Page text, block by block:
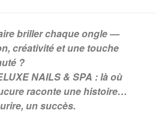
briller chaque ongle —
créativité et une touche
?
NAILS & SPA : là où
raconte une histoire…
un succès.